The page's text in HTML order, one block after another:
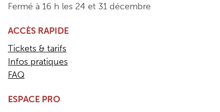
Fermé à 16 h les 24 et 31 décembre
ACCÈS RAPIDE
Tickets & tarifs
Infos pratiques
FAQ
ESPACE PRO